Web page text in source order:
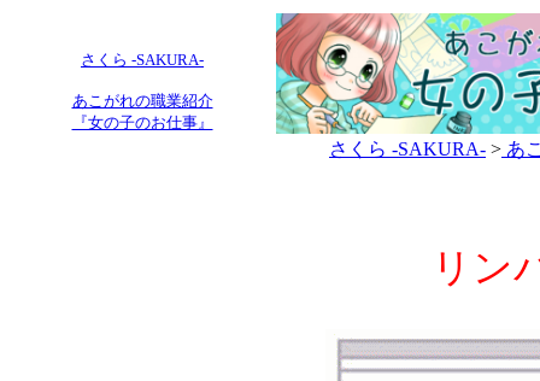
さくら -SAKURA-
あこがれの職業紹介
『女の子のお仕事』
さくら -SAKURA- > あ
リン